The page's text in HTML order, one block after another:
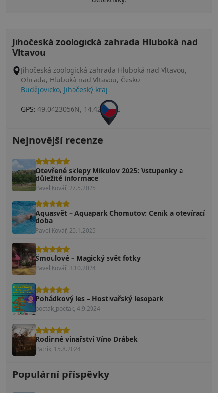
Jihočeská zoologická zahrada Hluboká nad
Vltavou
Jihočeská zoologická zahrada Hluboká nad Vltavou,
Ohrada, Hluboká nad Vltavou, Česko
Budějovicko, Jihočeský kraj
GPS: 49.0423056N, 14.422425E
Nejnovější recenze
Otevřené sklepy Mikulov 2025: Vstupenky a
důležité informace
Pavel Kovář, 27.5.2025
Aquasvět – Aquapark Chomutov: Ceník a otevírací
doba
Pavel Kovář, 20.1.2025
Šmoulové – Magický svět fotky
Pavel Kovář, 3.10.2024
Pohádkový les – Hostivařský lesopark
poctak_poctak, 4.9.2024
Rodinné vinařství Víno Drábek
Patrik, 15.8.2024
Populární příspěvky